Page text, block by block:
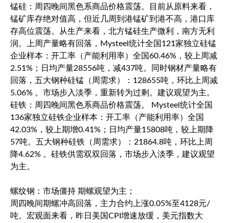
锰硅：周四晚间黑色系商品价格震荡。目前从原料来看，
锰矿库存绝对值高，但近几周到港锰矿到港不高，港口库
存高位震荡。从生产来看，北方锰硅生产微利，南方无利
润。上周产量略有回落，Mysteel统计全国121家独立硅锰
企业样本：开工率（产能利用率）全国60.46%，较上周减
2.51%；日均产量28556吨，减437吨。同时钢材产量略有
回落，五大钢种硅锰（周需求）：128655吨，环比上周减
5.06% 。市场步入淡季，重新转为过剩。建议观望为主。
硅铁：周四晚间黑色系商品价格震荡。 Mysteel统计全国
136家独立硅铁企业样本：开工率（产能利用率）全国
42.03%，较上期增0.41%；日均产量15808吨，较上期降
57吨。五大钢种硅铁（周需求）：21864.8吨，环比上周
降4.62% 。硅铁供需双双回落，市场步入淡季，建议观望
为主。
螺纹钢：市场僵持 期螺观望为主；
周四晚间期螺冲高回落，主力合约上涨0.05%至4128元/
吨。宏观面来看，昨日美国CPI增速放缓， 美元指数大